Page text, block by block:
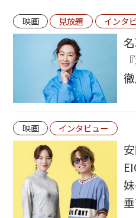
映画 見放題 インタ
映画 インタビュー